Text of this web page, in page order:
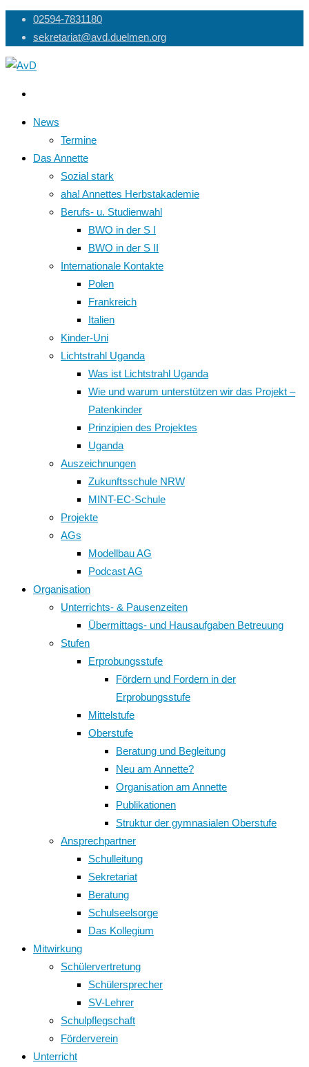
Skip
content
02594-7831180
sekretariat@avd.duelmen.org
News
Termine
Das Annette
Sozial stark
aha! Annettes Herbstakademie
Berufs- u. Studienwahl
BWO in der S I
BWO in der S II
Internationale Kontakte
Polen
Frankreich
Italien
Kinder-Uni
Lichtstrahl Uganda
Was ist Lichtstrahl Uganda
Wie und warum unterstützen wir das Projekt –
Patenkinder
Prinzipien des Projektes
Uganda
Auszeichnungen
Zukunftsschule NRW
MINT-EC-Schule
Projekte
AGs
Modellbau AG
Podcast AG
Organisation
Unterrichts- & Pausenzeiten
Übermittags- und Hausaufgaben Betreuung
Stufen
Erprobungsstufe
Fördern und Fordern in der
Erprobungsstufe
Mittelstufe
Oberstufe
Beratung und Begleitung
Neu am Annette?
Organisation am Annette
Publikationen
Struktur der gymnasialen Oberstufe
Ansprechpartner
Schulleitung
Sekretariat
Beratung
Schulseelsorge
Das Kollegium
Mitwirkung
Schülervertretung
Schülersprecher
SV-Lehrer
Schulpflegschaft
Förderverein
Unterricht